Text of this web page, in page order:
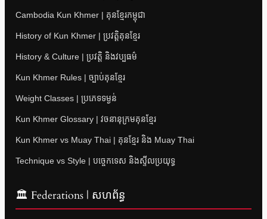
Cambodia Kun Khmer | គុនខ្មែរកម្ពុជា
History of Kun Khmer | ប្រវត្តិគុនខ្មែរ
History & Culture | ប្រវត្តិ និងវប្បធម៌
Kun Khmer Rules | ច្បាប់គុនខ្មែរ
Weight Classes | ប្រភេទទម្ងន់
Kun Khmer Glossary | វចនានុក្រមគុនខ្មែរ
Kun Khmer vs Muay Thai | គុនខ្មែរ និង Muay Thai
Technique vs Style | បច្ចេកទេស និងស្ទីលប្រយុទ្ធ
🏛 Federations | សហព័ន្ធ